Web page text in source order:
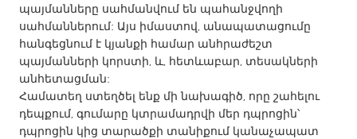
Kuala Lumpur
NETHERLANDS
Leiden
Utrecht
պայմանները սահմանվում են պահանջվողի
սահմաններում: Այս իմաստով, անապատացումը
հանգեցնում է կյանքի համար անհրաժեշտ
պայմանների կորստի, և, հետևաբար, տեսակների
անհետացման:
Համատեղ ստեղծել ենք մի նախագիծ, որը շահելու
դեպքում, գումարը կտրամադրվի մեր դպրոցին՝
դպրոցին կից տարածքի տանիքում կանաչապատ